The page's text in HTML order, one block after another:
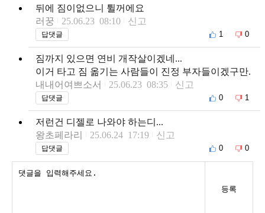
뒤에 짐이없으니 튈꺼에요
러꿍
25.06.23 08:10 신고
답댓글 1 0
짐까지 있으면 연비 개작살이겠네...
이거 타고 짐 옮기는 사람들이 진정 부자들이겠구만.
내내어여쁘소서
25.06.23 08:35 신고
답댓글 0 1
저런건 디젤로 나와야 하는디...
왕초페라리
25.06.24 17:19 신고
답댓글 0 0
등록